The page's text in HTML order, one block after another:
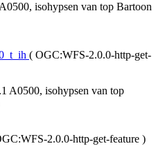
isohypsen van top Bartoon
( OGC:WFS-2.0.0-http-get-
A0500, isohypsen van top
2.0.0-http-get-feature )